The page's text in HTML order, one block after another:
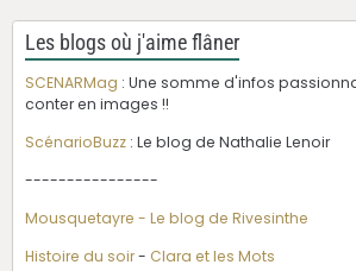
Les blogs où j'aime flâner
SCENARMag : Une somme d'infos
conter en images !!
ScénarioBuzz : Le blog de Nathalie Lenoir
----------------
Mousquetayre - Le blog de Rivesinthe
Histoire du soir- Clara et les Mots